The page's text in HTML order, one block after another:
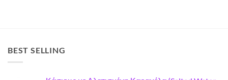
BEST SELLING